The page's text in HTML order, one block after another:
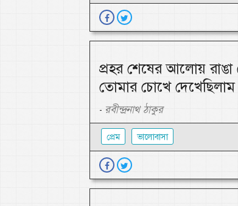
প্রহর শেষের আলোয় রাঙা
তোমার চোখে
- রবীন্দ্রনাথ ঠাকুর
প্রেম ভালোবাসা